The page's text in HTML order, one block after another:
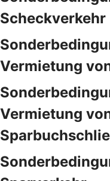
Scheckverkehr
Vermietung
Vermietung